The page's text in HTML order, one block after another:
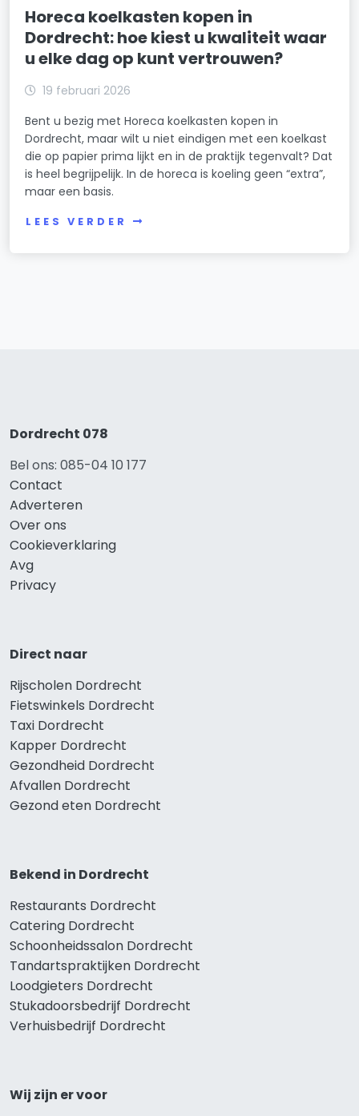
Horeca koelkasten kopen in
Dordrecht: hoe kiest u kwaliteit waar
u elke dag op kunt vertrouwen?
19 februari 2026
Bent u bezig met Horeca koelkasten kopen in
Dordrecht, maar wilt u niet eindigen met een koelkast
die op papier prima lijkt en in de praktijk tegenvalt? Dat
is heel begrijpelijk. In de horeca is koeling geen “extra”,
maar een basis.
LEES VERDER
Dordrecht 078
Bel ons: 085-04 10 177
Contact
Adverteren
Over ons
Cookieverklaring
Avg
Privacy
Direct naar
Rijscholen Dordrecht
Fietswinkels Dordrecht
Taxi Dordrecht
Kapper Dordrecht
Gezondheid Dordrecht
Afvallen Dordrecht
Gezond eten Dordrecht
Bekend in Dordrecht
Restaurants Dordrecht
Catering Dordrecht
Schoonheidssalon Dordrecht
Tandartspraktijken Dordrecht
Loodgieters Dordrecht
Stukadoorsbedrijf Dordrecht
Verhuisbedrijf Dordrecht
Wij zijn er voor